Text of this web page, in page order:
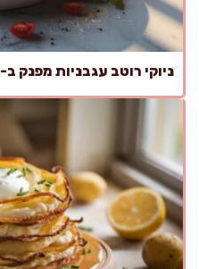
ניוקי רוטב עגבניות מפנק ב-25 דקות, בלי שמנת בכלל